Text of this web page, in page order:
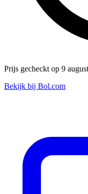
Prijs gecheckt op 9
Bekijk bij Bol.com